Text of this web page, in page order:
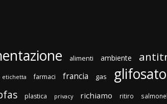
alimenti ambiente
etichetta farmaci francia gas glifosato
plastica privacy richiamo ritiro